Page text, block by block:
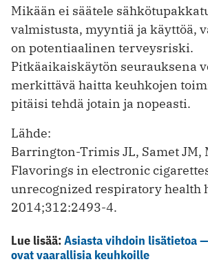
Mikään ei säätele
valmistusta, myyntiä ja käyttöä,
on potentiaalinen terveysriski.
Pitkäaikaiskäytön seurauksena
merkittävä haitta keuhkojen
pitäisi tehdä jotain ja nopeasti.
Lähde:
Barrington-Trimis JL, Samet JM,
Flavorings in electronic
unrecognized respiratory health
2014;312:2493-4.
Lue lisää:Asiasta vihdoin lisätietoa
ovat vaarallisia keuhkoille